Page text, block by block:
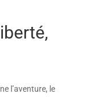
l’aventure, le